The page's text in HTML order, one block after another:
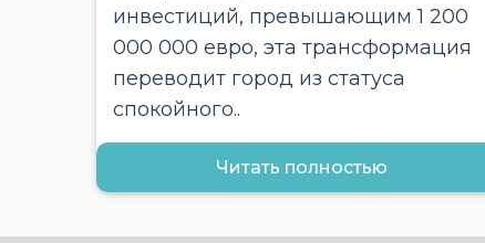
инвестиций, превышающим 1 200
000 000 евро, эта трансформация
переводит город из статуса
спокойного..
Читать полностью